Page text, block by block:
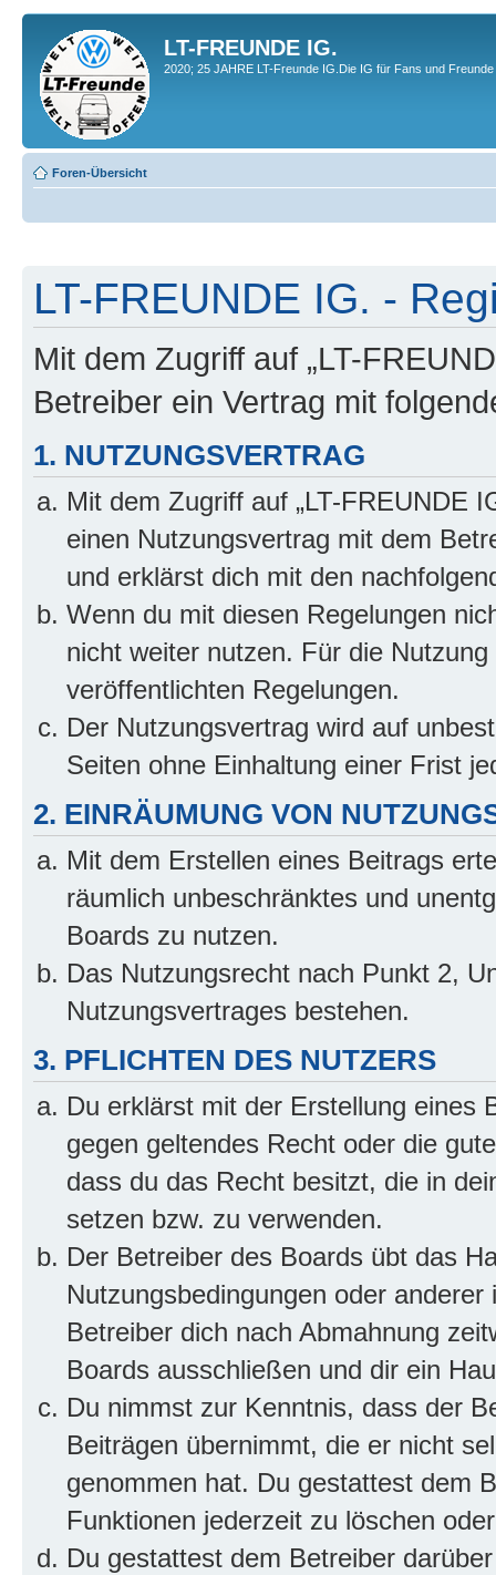
LT-FREUNDE IG.
2020; 25 JAHRE LT-Freunde IG.Die IG für Fans und
Foren-Übersicht
LT-FREUNDE IG. -
Mit dem Zugriff auf „LT-
Betreiber ein Vertrag mit
1. NUTZUNGSVERTRAG
Mit dem Zugriff auf „LT-FREUNDE
einen Nutzungsvertrag mit dem
und erklärst dich mit den
Wenn du mit diesen Regelungen
nicht weiter nutzen. Für die
veröffentlichten Regelungen.
Der Nutzungsvertrag wird auf
Seiten ohne Einhaltung einer Frist
2. EINRÄUMUNG VON
Mit dem Erstellen eines Beitrags
räumlich unbeschränktes und
Boards zu nutzen.
Das Nutzungsrecht nach Punkt 2,
Nutzungsvertrages bestehen.
3. PFLICHTEN DES NUTZERS
Du erklärst mit der Erstellung eines
gegen geltendes Recht oder die
dass du das Recht besitzt, die in
setzen bzw. zu verwenden.
Der Betreiber des Boards übt das
Nutzungsbedingungen oder
Betreiber dich nach Abmahnung
Boards ausschließen und dir ein
Du nimmst zur Kenntnis, dass der
Beiträgen übernimmt, die er nicht
genommen hat. Du gestattest dem
Funktionen jederzeit zu löschen
Du gestattest dem Betreiber